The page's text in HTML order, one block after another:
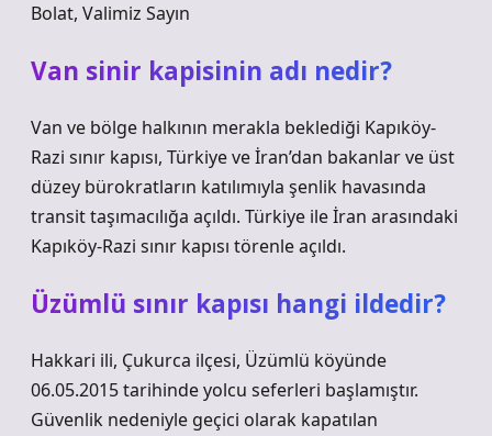
Bolat, Valimiz Sayın
Van sinir kapisinin adı nedir?
Van ve bölge halkının merakla beklediği Kapıköy-
Razi sınır kapısı, Türkiye ve İran’dan bakanlar ve üst
düzey bürokratların katılımıyla şenlik havasında
transit taşımacılığa açıldı. Türkiye ile İran arasındaki
Kapıköy-Razi sınır kapısı törenle açıldı.
Üzümlü sınır kapısı hangi ildedir?
Hakkari ili, Çukurca ilçesi, Üzümlü köyünde
06.05.2015 tarihinde yolcu seferleri başlamıştır.
Güvenlik nedeniyle geçici olarak kapatılan